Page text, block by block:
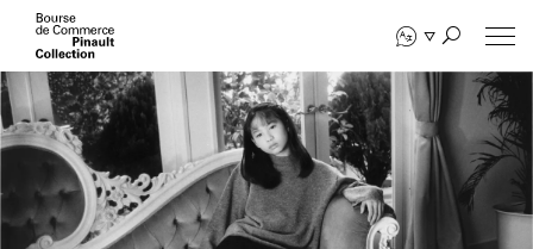
Aller
contenu
principal